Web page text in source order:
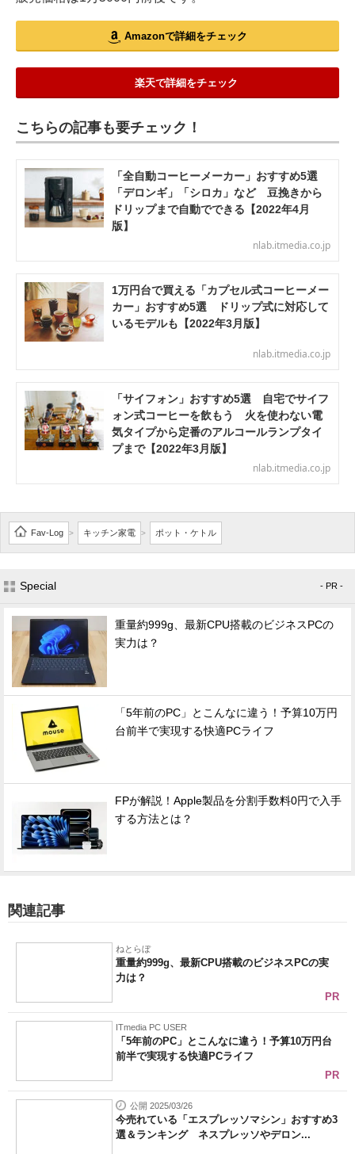
Amazonで詳細をチェック
楽天で詳細をチェック
こちらの記事も要チェック！
「全自動コーヒーメーカー」おすすめ5選
「デロンギ」「シロカ」など 豆挽きから
ドリップまで自動でできる【2022年4月
版】
nlab.itmedia.co.jp
1万円台で買える「カプセル式コーヒーメー
カー」おすすめ5選 ドリップ式に対応して
いるモデルも【2022年3月版】
nlab.itmedia.co.jp
「サイフォン」おすすめ5選 自宅でサイフ
ォン式コーヒーを飲もう 火を使わない電
気タイプから定番のアルコールランプタイ
プまで【2022年3月版】
nlab.itmedia.co.jp
Fav-Log > キッチン家電 > ポット・ケトル
Special - PR -
重量約999g、最新CPU搭載のビジネスPCの
実力は？
「5年前のPC」とこんなに違う！予算10万円
台前半で実現する快適PCライフ
FPが解説！Apple製品を分割手数料0円で入手
する方法とは？
関連記事
ねとらぼ
重量約999g、最新CPU搭載のビジネスPCの実
力は？
PR
ITmedia PC USER
「5年前のPC」とこんなに違う！予算10万円台
前半で実現する快適PCライフ
PR
公開 2025/03/26
今売れている「エスプレッソマシン」おすすめ3
選＆ランキング ネスプレッソやデロン...